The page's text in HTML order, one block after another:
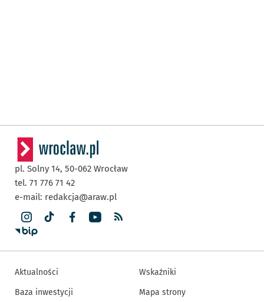
pl. Solny 14, 50-062 Wrocław
tel. 71 776 71 42
e-mail: redakcja@araw.pl
Aktualności
Baza inwestycji
Wskaźniki
Mapa strony